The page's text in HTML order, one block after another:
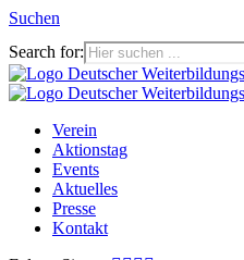
Suchen
Search for:
Verein
Aktionstag
Events
Aktuelles
Presse
Kontakt